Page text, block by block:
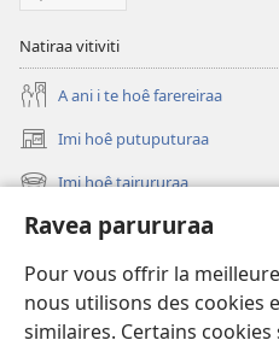
Ravea parururaa
Pour vous offrir la
nous utilisons des cookies
similaires. Certains cookies
Natiraa vitiviti
A ani i te hoê farereiraa
Imi hoê putuputuraa
(opens
new Imi hoê tairururaa
(opens
new
window)
Eaha te mea apî
Video
Maimiraa